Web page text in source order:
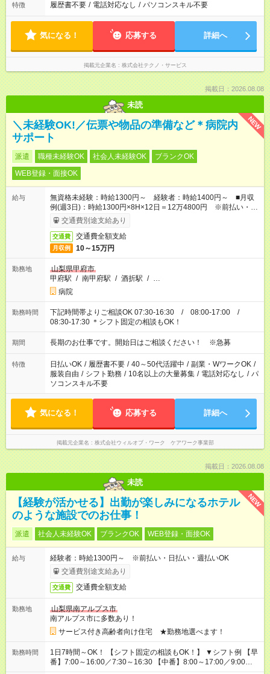
特徴 履歴書不要 / 電話対応なし / パソコンスキル不要
気になる！ 応募する 詳細へ
掲載元企業名 株式会社テクノ・サービス
掲載日：2026.08.08
未読
NEW
＼未経験OK!／伝票や物品の準備など＊病院内
サポート
派遣 職種未経験OK 社会人未経験OK
ブランクOK
WEB登録・面接OK
給与
無資格未経験：時給1300円～ 経験者：時給1400円～ ■月収
例(週3日)：時給1300円×8H×12日＝12万4800円 ※前払い・日
払い・週払いOK
交通費別途支給あり
交通費 交通費全額支給
月収例 10～15万円
勤務地
山梨県甲府市
甲府駅 / 南甲府駅 / 酒折駅 / …
病院
勤務時間
下記時間帯よりご相談OK 07:30-16:30 / 08:00-17:00 /
08:30-17:30 ＊シフト固定の相談もOK！
期間 長期のお仕事です。開始日はご相談ください！ ※急募
特徴 日払いOK / 履歴書不要 / 40～50代活躍中 / 副業・WワークOK /
服装自由 / シフト勤務 / 10名以上の大量募集 / 電話対応なし / パ
ソコンスキル不要
気になる！ 応募する 詳細へ
掲載元企業名 株式会社ウィルオブ・ワーク ケアワーク事業部
掲載日：2026.08.08
未読
NEW
【経験が活かせる】出勤が楽しみになるホテル
のような施設でのお仕事！
派遣 社会人未経験OK ブランクOK WEB登録・面接OK
給与
経験者：時給1300円～ ※前払い・日払い・週払いOK
交通費別途支給あり
交通費 交通費全額支給
勤務地
山梨県南アルプス市
南アルプス市に多数あり！
サービス付き高齢者向け住宅 ★勤務地選べます！
勤務時間
1日7時間～OK！ 【シフト固定の相談もOK！】 ▼シフト例 【早
番】7:00～16:00／7:30～16:30 【中番】8:00～17:00／9:00～
18:00 【遅番】11:00～20:00／13:00～22:00